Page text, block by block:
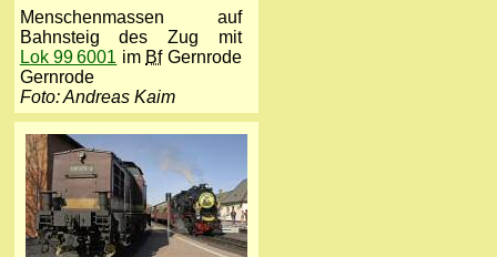
Menschenmassen auf
Bahnsteig des Zug mit
Lok 99 6001 im BfGernrode
Gernrode
Foto: Andreas Kaim